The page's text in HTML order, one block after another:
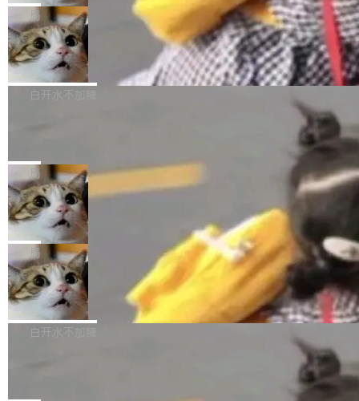
断从他嘴里说出来分量不同。Hugging Face 是
全球最大的开源 AI 平台，上面跑着上百万个模
型。谁在开源赛道上领先，...
aw 是 Shelley 的作者，一个开源 AI coding age
nt。他最近在博客上写了一篇文章，核心论点很
简单：开发者工具必须开源。 理由不是传统的自
由软件情怀，而是一个跟 AI agent 直接相关的
技术判断。 两行 prompt 就能个性化任何软件 C
会变成一场开源 Agent 生态的路演。 8月1日，
DeepSeek Harness 团队负责人崔添翼（tiany
i）在 X 上发帖： 「如果你是 Agent Harness 相
关开源项目的开发者，希望参加 DeepSeek Har
ness 的内测，可以回复或私信联系我。请附上
Harness 负责把能力落到真实环境中——调用工
具、读写文件、管理上下文、处理错误、完成闭
环。崔添翼招人的标...
局
商汤 SenseNova U1.5-Lite-Preview
开源
商汤科技宣布面向社区开源轻量级统一多模态模
型的预览版本 SenseNova U1.5-Lite-Preview。
理解、推理、生成与编辑，还仅以 8B-MoT 的轻
量大小，将能力推进到4K、更精细的真实质感、
更复杂的视觉控制和可持续迭代编辑。 相比 U
1，U1.5-Lite-Preview 在以下方向上带来了显著
提升： 原生支持4K图像生成； 更精细的局部纹
理、细节与真实世界质感； 更准确的中英文文字
生成与复杂版式组织； 更稳定的图...
白开水不加糖
nap。这次是 hwctl——一个用来检查 Ubuntu
硬件认证状态的命令行工具。 Canonical 工程师
Alan Griffiths 在邮件列表中说得很直白：「hwc
tl 是一个 Ubuntu 专有的包，它和它的依赖项都
是 Ubuntu 专有的，不会用在其他发行版上。」
所以 deb 版本的受众实际上为零。既然只有 Ub
untu 用户在用，那用 snap 打包就没什么可纠结
的。 从 deb 到 snap 的迁移路径 hwctl 是 rust-
hwlib 硬件 API 库的一部分，命令行工具负责查
局
Dario Amodei 担心新人来 Anthropic
只为金钱，不为使命
顶级 AI 研究员在两家公司之间来回跳，中间只
隔了几天。 Lilian Weng 上周刚宣布因健康原因
离开 Thinking Machines Lab，说自己作为联合
创始人的角色「太累了」。几天后，The Inform
ation 就曝出她将重回 OpenAI，负责递归自我
改进方向的研究。她是 Thinking Machines 过
局
FFmpeg 9.0 发布
FFmpeg 9.0 现已发布，包含多项改进。官方更
新日志列出的 9.0 版本主要更新内容如下： 扩
白开水不加糖